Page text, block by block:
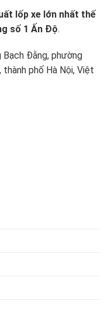
lốp xe lớn nhất thế
số 1 Ấn Độ.
Đằng, phường
thành phố Hà Nội, Việt